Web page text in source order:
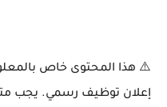
⚠️ هذا المحتوى خاص
إعلان توظيف رسمي. يجب